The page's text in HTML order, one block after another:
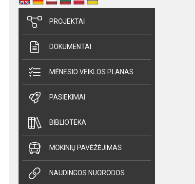
PROJEKTAI
DOKUMENTAI
MĖNESIO VEIKLOS PLANAS
PASIEKIMAI
BIBLIOTEKA
MOKINIŲ PAVĖŽĖJIMAS
NAUDINGOS NUORODOS